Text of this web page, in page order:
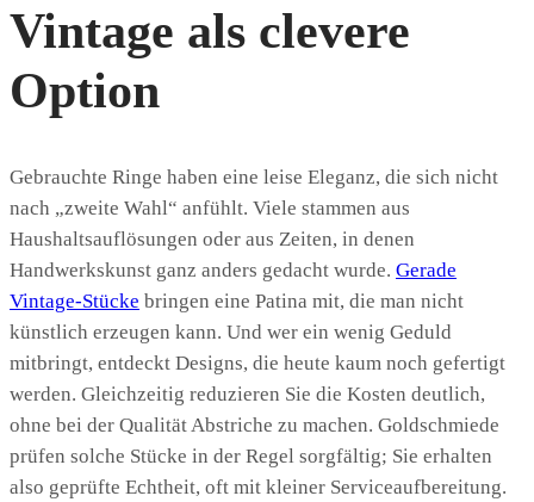
Vintage als clevere
Option
Gebrauchte Ringe haben eine leise Eleganz, die sich nicht
nach „zweite Wahl“ anfühlt. Viele stammen aus
Haushaltsauflösungen oder aus Zeiten, in denen
Handwerkskunst ganz anders gedacht wurde. Gerade
Vintage-Stücke bringen eine Patina mit, die man nicht
künstlich erzeugen kann. Und wer ein wenig Geduld
mitbringt, entdeckt Designs, die heute kaum noch gefertigt
werden. Gleichzeitig reduzieren Sie die Kosten deutlich,
ohne bei der Qualität Abstriche zu machen. Goldschmiede
prüfen solche Stücke in der Regel sorgfältig; Sie erhalten
also geprüfte Echtheit, oft mit kleiner Serviceaufbereitung.